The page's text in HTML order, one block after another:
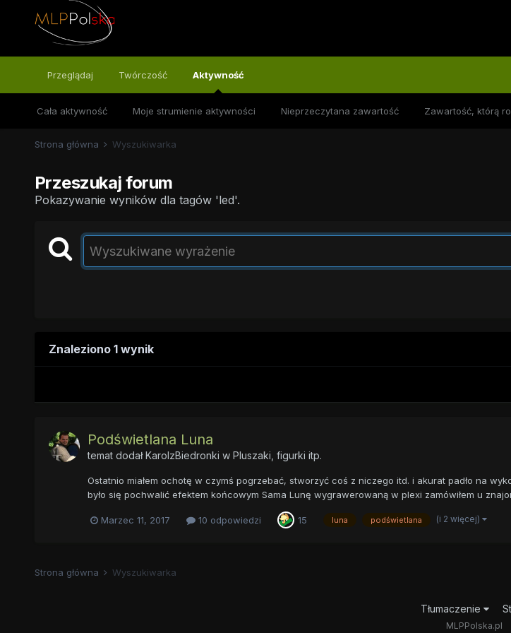
Przeglądaj Twórczość Aktywność
Cała aktywność Moje strumienie aktywności Nieprzeczytana zawartość Zawartość, którą
Strona główna Wyszukiwarka
Przeszukaj forum
Pokazywanie wyników dla tagów 'led'.
Znaleziono 1 wynik
Podświetlana Luna
temat dodałKarolzBiedronki w Pluszaki, figurki itp.
Ostatnio miałem ochotę w czymś pogrzebać, stworzyć coś z niczego itd. i akurat padło na
było się pochwalić efektem końcowym Sama Lunę wygrawerowaną w plexi zamówiłem u
Marzec 11, 2017 10 odpowiedzi 15 luna podświetlana (i 2 więcej)
Strona główna Wyszukiwarka
Tłumaczenie
MLPPolska.pl